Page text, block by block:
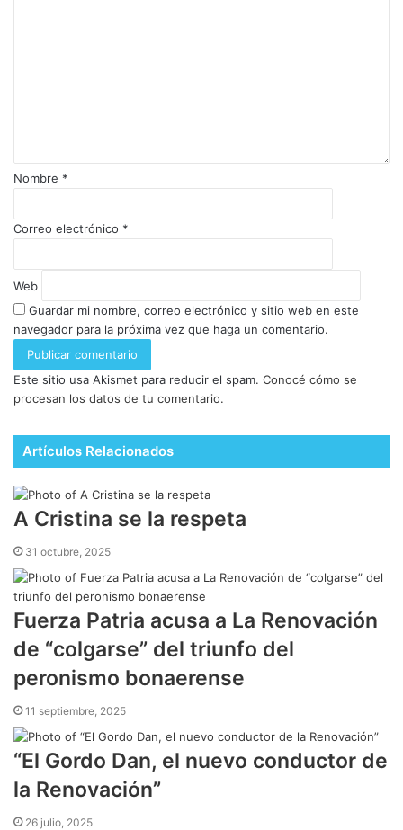
Nombre *
Correo electrónico *
Web
Guardar mi nombre, correo electrónico y sitio web en este
navegador para la próxima vez que haga un comentario.
Este sitio usa Akismet para reducir el spam. Conocé cómo se
procesan los datos de tu comentario.
Artículos Relacionados
A Cristina se la respeta
31 octubre, 2025
Fuerza Patria acusa a La Renovación
de “colgarse” del triunfo del
peronismo bonaerense
11 septiembre, 2025
“El Gordo Dan, el nuevo conductor de
la Renovación”
26 julio, 2025